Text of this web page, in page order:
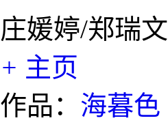
庄媛婷/郑瑞文
+ 主页
作品： 海暮色